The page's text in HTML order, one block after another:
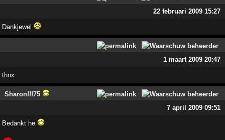
22 februari 2009 15:27
Dankjewel
1 maart 2009 20:47
thnx
Sharon!!!75
7 april 2009 09:51
Bedankt he